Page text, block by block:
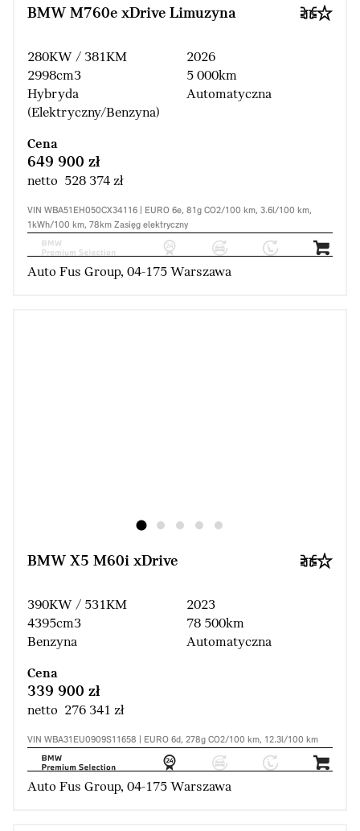
BMW M760e xDrive Limuzyna
280KW / 381KM
2998cm3
Hybryda
(Elektryczny/Benzyna)
2026
5 000km
Automatyczna
Cena
649 900 zł
netto 528 374 zł
VIN WBA51EH050CX34116 | EURO 6e, 81g CO2/100 km, 3.6l/100 km,
1kWh/100 km, 78km Zasięg elektryczny
Auto Fus Group, 04-175 Warszawa
BMW X5 M60i xDrive
390KW / 531KM
4395cm3
Benzyna
2023
78 500km
Automatyczna
Cena
339 900 zł
netto 276 341 zł
VIN WBA31EU0909S11658 | EURO 6d, 278g CO2/100 km, 12.3l/100 km
Auto Fus Group, 04-175 Warszawa